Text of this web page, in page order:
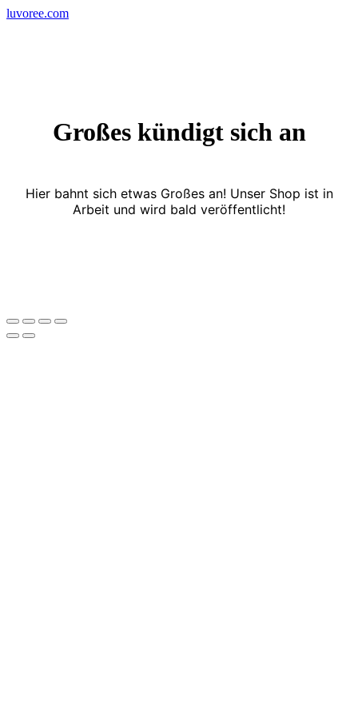
Skip
luvoree.com
Großes kündigt sich an
Hier bahnt sich etwas Großes an! Unser Shop ist in
Arbeit und wird bald veröffentlicht!